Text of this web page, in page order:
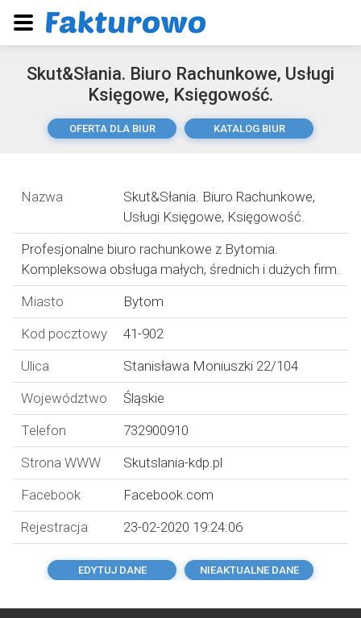
Skut&Słania. Biuro Rachunkowe, Usługi
Księgowe, Księgowość.
OFERTA DLA BIUR KATALOG BIUR
Nazwa
Skut&Słania. Biuro Rachunkowe,
Usługi Księgowe, Księgowość.
Profesjonalne biuro rachunkowe z Bytomia.
Kompleksowa obsługa małych, średnich i dużych firm.
Miasto
Bytom
Kod pocztowy
41-902
Ulica
Stanisława Moniuszki 22/104
Województwo
Śląskie
Telefon
732900910
Strona WWW
Skutslania-kdp.pl
Facebook
Facebook.com
Rejestracja
23-02-2020 19:24:06
EDYTUJ DANE NIEAKTUALNE DANE